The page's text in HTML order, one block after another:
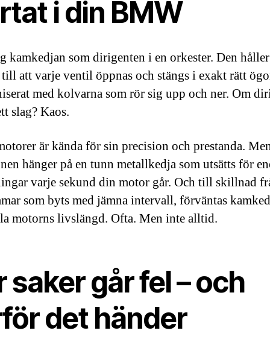
i din BMW
kamkedjan som dirigenten i en orkester. Den
till att varje ventil öppnas och stängs i exakt rätt
med kolvarna som rör sig upp och ner. Om
slag? Kaos.
är kända för sin precision och prestanda.
hänger på en tunn metallkedja som utsätts för
varje sekund din motor går. Och till skillnad
som byts med jämna intervall, förväntas
motorns livslängd. Ofta. Men inte alltid.
saker går fel – och
det händer